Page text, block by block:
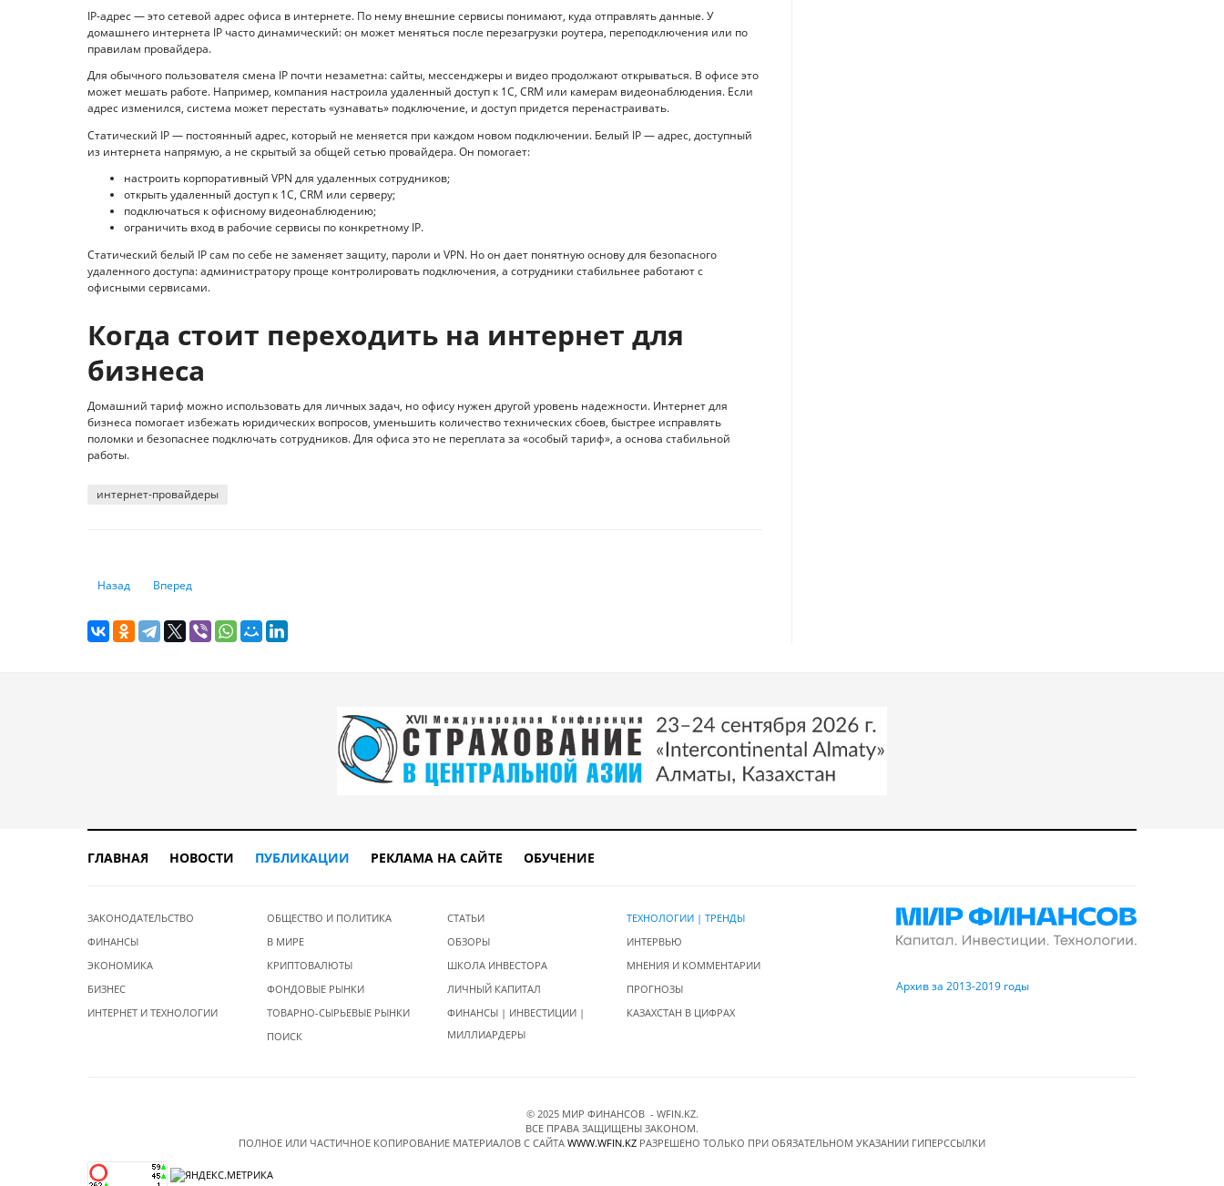
IP-адрес — это сетевой адрес офиса в интернете. По нему внешние сервисы понимают, куда отправлять данные. У
домашнего интернета IP часто динамический: он может меняться после перезагрузки роутера, переподключения или по
правилам провайдера.
Для обычного пользователя смена IP почти незаметна: сайты, мессенджеры и видео продолжают открываться. В офисе это
может мешать работе. Например, компания настроила удаленный доступ к 1С, CRM или камерам видеонаблюдения. Если
адрес изменился, система может перестать «узнавать» подключение, и доступ придется перенастраивать.
Статический IP — постоянный адрес, который не меняется при каждом новом подключении. Белый IP — адрес, доступный
из интернета напрямую, а не скрытый за общей сетью провайдера. Он помогает:
настроить корпоративный VPN для удаленных сотрудников;
открыть удаленный доступ к 1С, CRM или серверу;
подключаться к офисному видеонаблюдению;
ограничить вход в рабочие сервисы по конкретному IP.
Статический белый IP сам по себе не заменяет защиту, пароли и VPN. Но он дает понятную основу для безопасного
удаленного доступа: администратору проще контролировать подключения, а сотрудники стабильнее работают с
офисными сервисами.
Когда стоит переходить на интернет для
бизнеса
Домашний тариф можно использовать для личных задач, но офису нужен другой уровень надежности. Интернет для
бизнеса помогает избежать юридических вопросов, уменьшить количество технических сбоев, быстрее исправлять
поломки и безопаснее подключать сотрудников. Для офиса это не переплата за «особый тариф», а основа стабильной
работы.
интернет-провайдеры
Предыдущий: Что ты такое: 10 книг об устройстве ИИ и его сходстве с человеческим разумом
Назад Следующий: 5 провальных автомобилей 80-х, которые теперь стоят дорого
Вперед
ГЛАВНАЯ НОВОСТИ ПУБЛИКАЦИИ РЕКЛАМА НА САЙТЕ ОБУЧЕНИЕ
ЗАКОНОДАТЕЛЬСТВО
ФИНАНСЫ
ЭКОНОМИКА
БИЗНЕС
ИНТЕРНЕТ И ТЕХНОЛОГИИ
ОБЩЕСТВО И ПОЛИТИКА
В МИРЕ
КРИПТОВАЛЮТЫ
ФОНДОВЫЕ РЫНКИ
ТОВАРНО-СЫРЬЕВЫЕ РЫНКИ
ПОИСК
СТАТЬИ
ОБЗОРЫ
ШКОЛА ИНВЕСТОРА
ЛИЧНЫЙ КАПИТАЛ
ФИНАНСЫ | ИНВЕСТИЦИИ |
МИЛЛИАРДЕРЫ
ТЕХНОЛОГИИ | ТРЕНДЫ
ИНТЕРВЬЮ
МНЕНИЯ И КОММЕНТАРИИ
ПРОГНОЗЫ
КАЗАХСТАН В ЦИФРАХ
Архив за 2013-2019 годы
© 2025 МИР ФИНАНСОВ - WFIN.KZ.
ВСЕ ПРАВА ЗАЩИЩЕНЫ ЗАКОНОМ.
ПОЛНОЕ ИЛИ ЧАСТИЧНОЕ КОПИРОВАНИЕ МАТЕРИАЛОВ C САЙТА WWW.WFIN.KZ РАЗРЕШЕНО ТОЛЬКО ПРИ ОБЯЗАТЕЛЬНОМ УКАЗАНИИ ГИПЕРССЫЛКИ